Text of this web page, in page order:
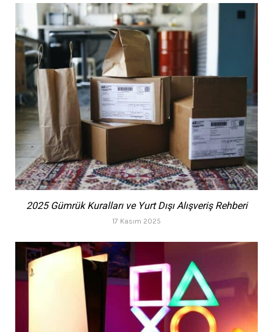
2025 Gümrük Kuralları ve Yurt Dışı Alışveriş Rehberi
17 Kasım 2025